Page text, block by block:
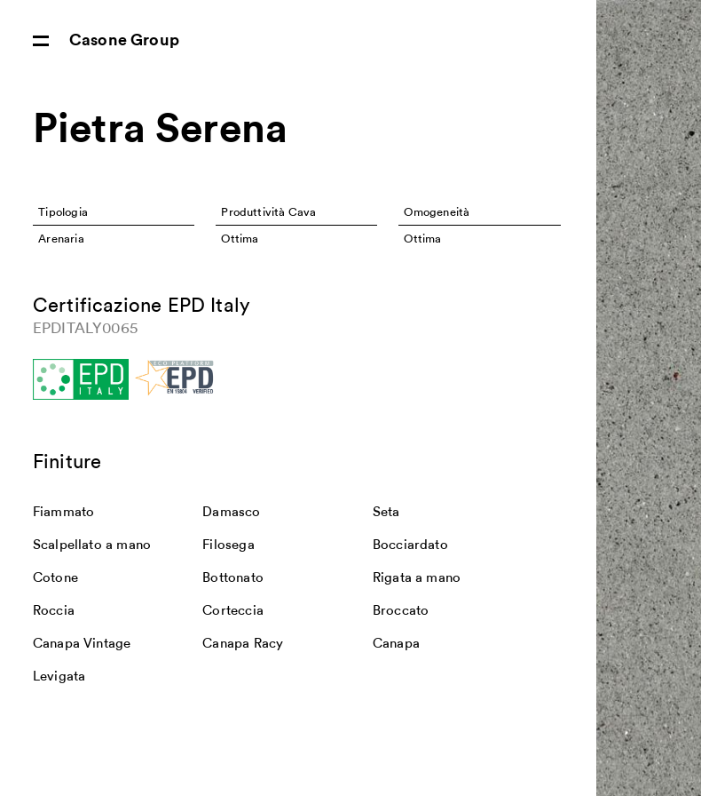
Casone Group
Pietra Serena
Tipologia
Arenaria
Produttività Cava
Ottima
Omogeneità
Ottima
Certificazione EPD Italy
EPDITALY0065
Finiture
Fiammato Damasco Seta
Scalpellato a mano Filosega Bocciardato
Cotone Bottonato Rigata a mano
Roccia Corteccia Broccato
Canapa Vintage Canapa Racy Canapa
Levigata